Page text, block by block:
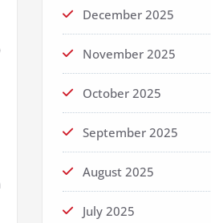
December 2025
November 2025
October 2025
September 2025
August 2025
July 2025